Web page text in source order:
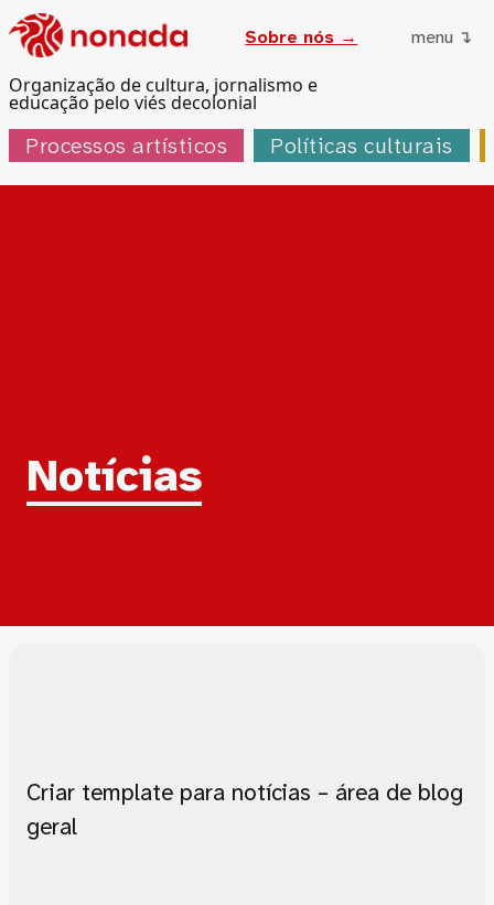
Organização de cultura, jornalismo e
educação pelo viés decolonial
Sobre nós → menu ↴
Processos artísticos Políticas culturais
Notícias
Criar template para notícias – área de blog
geral